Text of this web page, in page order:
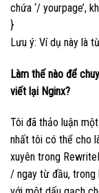
chứa ‘/ yourpage’,
}
Lưu ý: Ví dụ này là
Làm thế nào để
viết lại Nginx?
Tôi đã thảo luận
nhất tôi có thể cho
xuyên trong
/ ngay từ đầu, trong